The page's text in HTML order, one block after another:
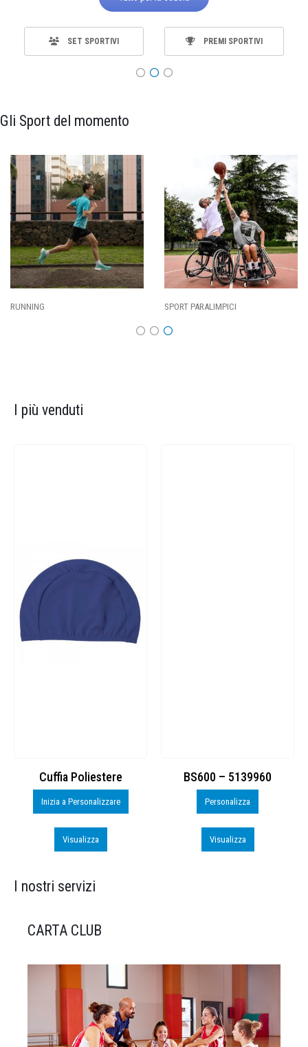
SET SPORTIVI PREMI SPORTIVI
Gli Sport del momento
SPORT PARALIMPICI CALCIO
I più venduti
Cuffia Poliestere
Inizia a Personalizzare
Visualizza
BS600 – 5139960
Personalizza
Visualizza
I nostri servizi
CARTA CLUB